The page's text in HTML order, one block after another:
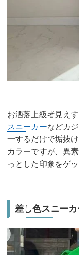
お洒落上級者見え
スニーカーなどカ
一するだけで垢抜
カラーですが、異
っとした印象をゲッ
差し色スニーカ